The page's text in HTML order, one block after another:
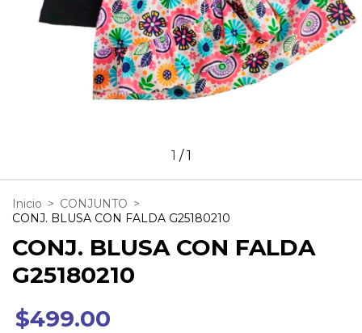
1 /1
Inicio > CONJUNTO >
CONJ. BLUSA CON FALDA G25180210
CONJ. BLUSA CON FALDA
G25180210
$499.00